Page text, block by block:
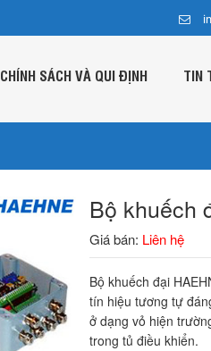
CHÍNH SÁCH VÀ QUI ĐỊNH TIN
Bộ khuếch
Giá bán: Liên hệ
Bộ khuếch đại
tín hiệu tương tự
ở dạng vỏ hiện
trong tủ điều khiển.